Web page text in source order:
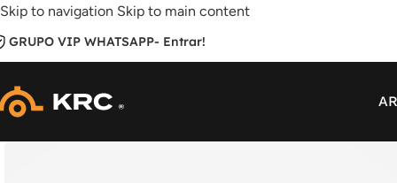
Skip to navigation Skip to main content
GRUPO VIP WHATSAPP- Entrar!